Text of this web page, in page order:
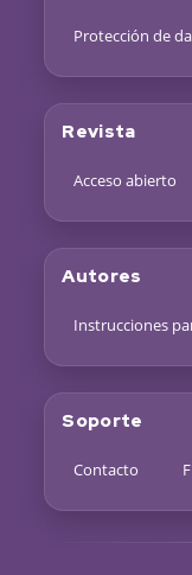
Protección de
Revista
Acceso abierto
Autores
Instrucciones
Soporte
Contacto